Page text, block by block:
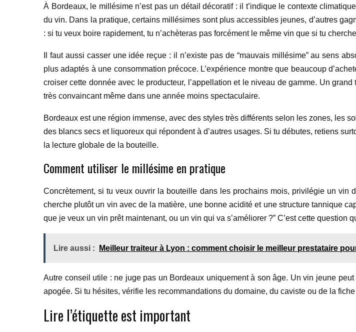
À Bordeaux, le millésime n’est pas un détail décoratif : il t’indique le contexte
du vin. Dans la pratique, certains millésimes sont plus accessibles jeunes, d’autres
: si tu veux boire rapidement, tu n’achèteras pas forcément le même vin que si tu
Il faut aussi casser une idée reçue : il n’existe pas de “mauvais millésime” au sens
plus adaptés à une consommation précoce. L’expérience montre que beaucoup
croiser cette donnée avec le producteur, l’appellation et le niveau de gamme. Un
très convaincant même dans une année moins spectaculaire.
Bordeaux est une région immense, avec des styles très différents selon les zones, les
des blancs secs et liquoreux qui répondent à d’autres usages. Si tu débutes, retiens
la lecture globale de la bouteille.
Comment utiliser le millésime en pratique
Concrètement, si tu veux ouvrir la bouteille dans les prochains mois, privilégie un
cherche plutôt un vin avec de la matière, une bonne acidité et une structure tannique
que je veux un vin prêt maintenant, ou un vin qui va s’améliorer ?” C’est cette question
Lire aussi : Meilleur traiteur à Lyon : comment choisir le meilleur prestataire
Autre conseil utile : ne juge pas un Bordeaux uniquement à son âge. Un vin jeune
apogée. Si tu hésites, vérifie les recommandations du domaine, du caviste ou de la
Lire l’étiquette est important